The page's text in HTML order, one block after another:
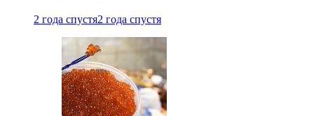
2 года спустя2 года спустя